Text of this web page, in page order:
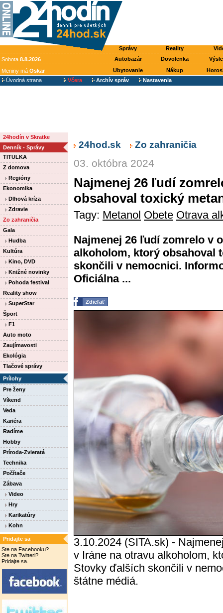
Správy Reality
Sobota 8.8.2026 Autobazár Dovolenka
Meniny má Oskar Ubytovanie Nákup
Úvodná strana
Včera Archív správ Nastavenia
24hodín v Skratke
Denník - Správy
TITULKA
Z domova
Regióny
Ekonomika
Dlhová kríza
Zdravie
Zo zahraničia
Gala
Hudba
Kultúra
Kino, DVD
Knižné novinky
Pohoda festival
Reality show
SuperStar
Šport
F1
Auto moto
Zaujímavosti
Ekológia
Tlačové správy
Prílohy
Pre ženy
Víkend
Veda
Kariéra
Radíme
Hobby
Príroda-Zvieratá
Technika
Počítače
Zábava
Video
Hry
Karikatúry
Kohn
Pridajte sa
Ste na Facebooku?
Ste na Twitteri?
Pridajte sa.
24hod.sk Zo zahraničia
03. októbra 2024
Najmenej 26 ľudí
obsahoval toxický
Tagy: Metanol Obete Otrava
Najmenej 26 ľudí zomrelo v
alkoholom, ktorý obsahoval
skončili v nemocnici.
Oficiálna ...
Zdieľať
3.10.2024 (SITA.sk) -
v Iráne na otravu alkoholom,
Stovky ďalších skončili v
štátne médiá.